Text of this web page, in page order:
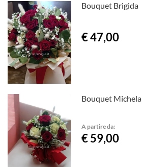
Bouquet Brigida
€ 47,00
Bouquet Michela
A partire da:
€ 59,00